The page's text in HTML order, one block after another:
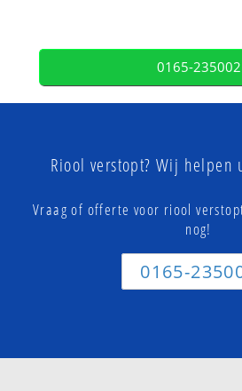
0165-235002
Riool verstopt? Wij helpen
Vraag of offerte voor riool
nog!
0165-